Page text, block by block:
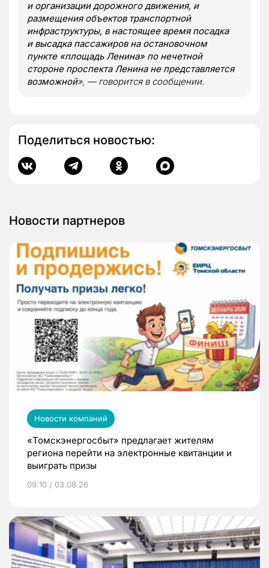
и организации дорожного движения, и
размещения объектов транспортной
инфраструктуры, в настоящее время посадка
и высадка пассажиров на остановочном
пункте «площадь Ленина» по нечетной
стороне проспекта Ленина не представляется
возможной», — говорится в сообщении.
Поделиться новостью:
Новости партнеров
Новости компаний
«Томскэнергосбыт» предлагает жителям
региона перейти на электронные квитанции и
выиграть призы
09:10 / 03.08.26